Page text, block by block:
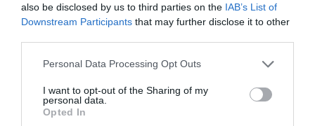
also be disclosed by us to third parties on the IAB’s List of
Downstream Participants that may further disclose it to other
Please note that this website/app uses one or more Google
not limited to your visit or usage behaviour. You may click to
grant or deny consent to Google and its third-party tags to
use your data for below specified purposes in below Google
Personal Data Processing Opt Outs
I want to opt-out of the Sharing of my
personal data.
Opted In